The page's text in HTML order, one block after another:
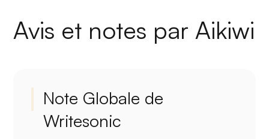
Avis et notes par Aikiwi
Note Globale de
Writesonic